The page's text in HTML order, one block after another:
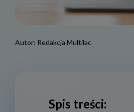
Autor: Redakcja Multilac
Spis treści: